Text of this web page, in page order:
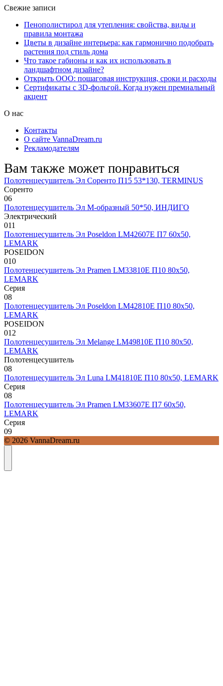
Свежие записи
Пенополистирол для утепления: свойства, виды и
правила монтажа
Цветы в дизайне интерьера: как гармонично подобрать
растения под стиль дома
Что такое габионы и как их использовать в
ландшафтном дизайне?
Открыть ООО: пошаговая инструкция, сроки и расходы
Сертификаты с 3D-фольгой. Когда нужен премиальный
акцент
О нас
Контакты
О сайте VannaDream.ru
Рекламодателям
Вам также может понравиться
Полотенцесушитель Эл Соренто П15 53*130, TERMINUS
Соренто
06
Полотенцесушитель Эл М-образный 50*50, ИНДИГО
Электрический
011
Полотенцесушитель Эл Poseldon LM42607E П7 60х50,
LEMARK
POSEIDON
010
Полотенцесушитель Эл Pramen LM33810E П10 80х50,
LEMARK
Серия
08
Полотенцесушитель Эл Poseldon LM42810E П10 80х50,
LEMARK
POSEIDON
012
Полотенцесушитель Эл Melange LM49810E П10 80х50,
LEMARK
Полотенцесушитель
08
Полотенцесушитель Эл Luna LM41810E П10 80х50, LEMARK
Серия
08
Полотенцесушитель Эл Pramen LM33607E П7 60х50,
LEMARK
Серия
09
© 2026 VannaDream.ru